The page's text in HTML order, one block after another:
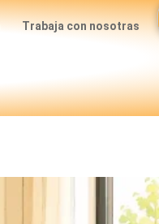
Trabaja con nosotras